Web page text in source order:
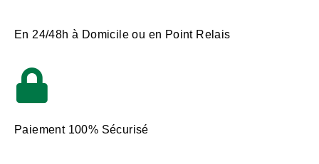
En 24/48h à Domicile ou en Point Relais
Paiement 100% Sécurisé